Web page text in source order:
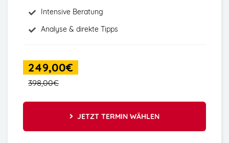
Intensive Beratung
Analyse & direkte Tipps
249,00€
398,00€
JETZT TERMIN WÄHLEN